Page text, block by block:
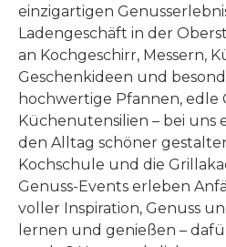
einzigartigen
Ladengeschäft in der
an Kochgeschirr, Messern,
Geschenkideen und
hochwertige Pfannen, edle
Küchenutensilien – bei
den Alltag schöner
Kochschule und die
Genuss-Events erleben
voller Inspiration, Genuss
lernen und genießen –